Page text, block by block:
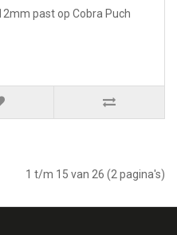
past op Cobra Puch
1 t/m 15 van 26 (2 pagina's)